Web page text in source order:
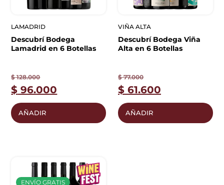
LAMADRID
Descubrí Bodega
Lamadrid en 6 Botellas
$128.000
$ 96.000
AÑADIR
VIÑA ALTA
Descubrí Bodega Viña
Alta en 6 Botellas
$77.000
$ 61.600
AÑADIR
ENVÍO GRATIS